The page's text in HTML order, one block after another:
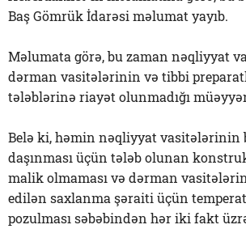
Baş Gömrük İdarəsi məlumat yayıb.
Məlumata görə, bu zaman nəqliyyat
dərman vasitələrinin və tibbi
tələblərinə riayət olunmadığı
Belə ki, həmin nəqliyyat vasitələrinin
daşınması üçün tələb olunan
malik olmaması və dərman
edilən saxlanma şəraiti üçün
pozulması səbəbindən hər iki fakt